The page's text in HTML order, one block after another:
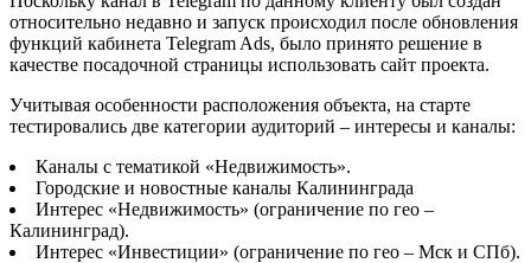
относительно недавно и запуск происходил после обновления
функций кабинета Telegram Ads, было принято решение в
качестве посадочной страницы использовать сайт проекта.
Учитывая особенности расположения объекта, на старте
тестировались две категории аудиторий – интересы и каналы:
Каналы с тематикой «Недвижимость».
Городские и новостные каналы Калининграда
Интерес «Недвижимость» (ограничение по гео –
Калининград).
Интерес «Инвестиции» (ограничение по гео – Мск и СПб).